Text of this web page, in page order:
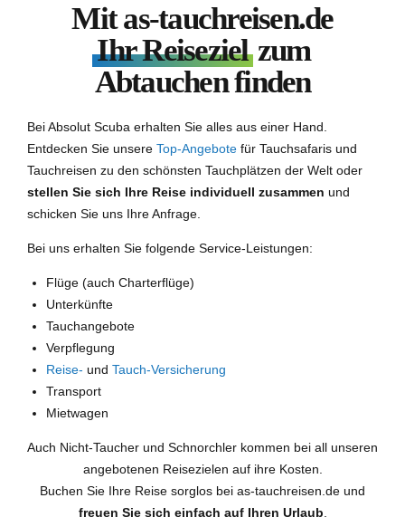
Mit as-tauchreisen.de
Ihr Reisezielzum
Abtauchen finden
Bei Absolut Scuba erhalten Sie alles aus einer Hand.
Entdecken Sie unsere Top-Angebote für Tauchsafaris und
Tauchreisen zu den schönsten Tauchplätzen der Welt oder
stellen Sie sich Ihre Reise individuell zusammen und
schicken Sie uns Ihre Anfrage.
Bei uns erhalten Sie folgende Service-Leistungen:
Flüge (auch Charterflüge)
Unterkünfte
Tauchangebote
Verpflegung
Reise- und Tauch-Versicherung
Transport
Mietwagen
Auch Nicht-Taucher und Schnorchler kommen bei all unseren
angebotenen Reisezielen auf ihre Kosten.
Buchen Sie Ihre Reise sorglos bei as-tauchreisen.de und
freuen Sie sich einfach auf Ihren Urlaub